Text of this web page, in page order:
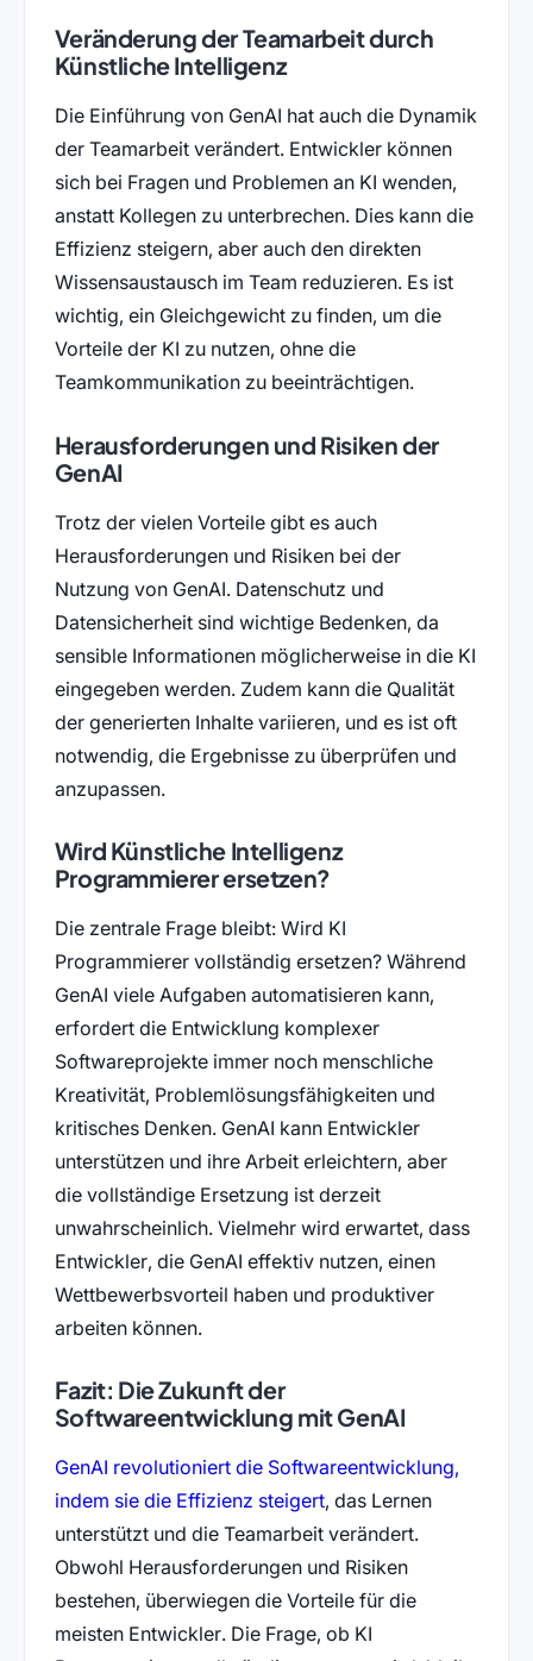
Veränderung der Teamarbeit durch
Künstliche Intelligenz
Die Einführung von GenAI hat auch die Dynamik
der Teamarbeit verändert. Entwickler können
sich bei Fragen und Problemen an KI wenden,
anstatt Kollegen zu unterbrechen. Dies kann die
Effizienz steigern, aber auch den direkten
Wissensaustausch im Team reduzieren. Es ist
wichtig, ein Gleichgewicht zu finden, um die
Vorteile der KI zu nutzen, ohne die
Teamkommunikation zu beeinträchtigen.
Herausforderungen und Risiken der
GenAI
Trotz der vielen Vorteile gibt es auch
Herausforderungen und Risiken bei der
Nutzung von GenAI. Datenschutz und
Datensicherheit sind wichtige Bedenken, da
sensible Informationen möglicherweise in die KI
eingegeben werden. Zudem kann die Qualität
der generierten Inhalte variieren, und es ist oft
notwendig, die Ergebnisse zu überprüfen und
anzupassen.
Wird Künstliche Intelligenz
Programmierer ersetzen?
Die zentrale Frage bleibt: Wird KI
Programmierer vollständig ersetzen? Während
GenAI viele Aufgaben automatisieren kann,
erfordert die Entwicklung komplexer
Softwareprojekte immer noch menschliche
Kreativität, Problemlösungsfähigkeiten und
kritisches Denken. GenAI kann Entwickler
unterstützen und ihre Arbeit erleichtern, aber
die vollständige Ersetzung ist derzeit
unwahrscheinlich. Vielmehr wird erwartet, dass
Entwickler, die GenAI effektiv nutzen, einen
Wettbewerbsvorteil haben und produktiver
arbeiten können.
Fazit: Die Zukunft der
Softwareentwicklung mit GenAI
GenAI revolutioniert die Softwareentwicklung,
indem sie die Effizienz steigert, das Lernen
unterstützt und die Teamarbeit verändert.
Obwohl Herausforderungen und Risiken
bestehen, überwiegen die Vorteile für die
meisten Entwickler. Die Frage, ob KI